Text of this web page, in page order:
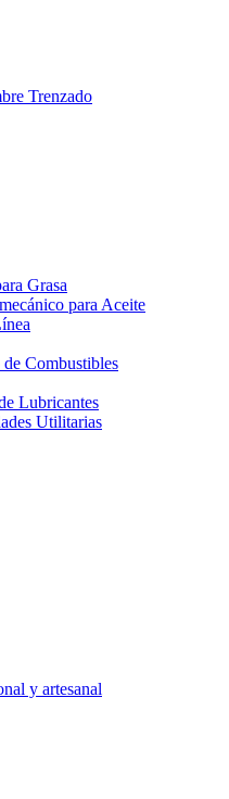
Trenzado
Grasa
para Aceite
de Combustibles
Lubricantes
Utilitarias
y artesanal